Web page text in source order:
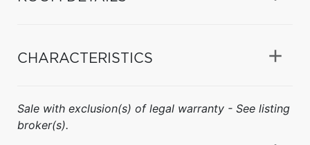
CHARACTERISTICS
Sale with exclusion(s) of legal warranty - See listing
broker(s).